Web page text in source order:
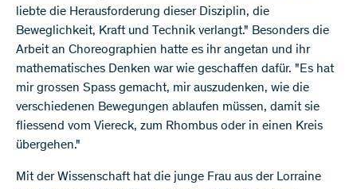
liebte die Herausforderung dieser Disziplin, die
Beweglichkeit, Kraft und Technik verlangt." Besonders die
Arbeit an Choreographien hatte es ihr angetan und ihr
mathematisches Denken war wie geschaffen dafür. "Es hat
mir grossen Spass gemacht, mir auszudenken, wie die
verschiedenen Bewegungen ablaufen müssen, damit sie
fliessend vom Viereck, zum Rhombus oder in einen Kreis
übergehen."
Mit der Wissenschaft hat die junge Frau aus der Lorraine